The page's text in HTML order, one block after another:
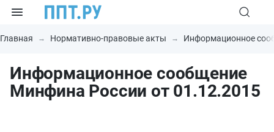
Главная Нормативно-правовые акты Информационное
Информационное сообщение
Минфина России от 01.12.2015